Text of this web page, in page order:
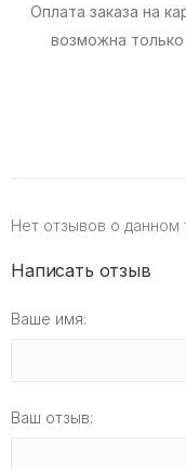
Оплата заказа на
возможна
Нет отзывов о данном
Написать отзыв
Ваше имя:
Ваш отзыв: